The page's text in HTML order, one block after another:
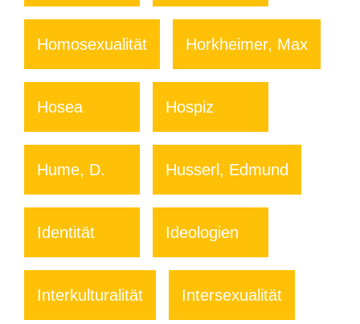
Homosexualität Horkheimer, Max
Hosea Hospiz
Hume, D. Husserl, Edmund
Identität Ideologien
Interkulturalität Intersexualität